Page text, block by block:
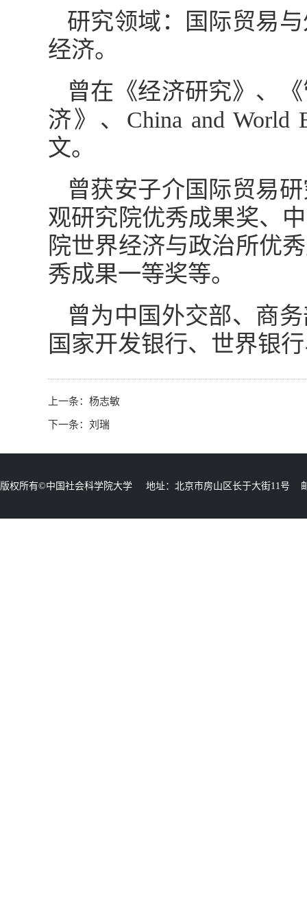
研究领域：国际贸易
经济。
曾在《经济研究》、
济》、China and World
文。
曾获安子介国际贸易
观研究院优秀成果奖、
院世界经济与政治所优
秀成果一等奖等。
曾为中国外交部、商
国家开发银行、世界银
上一条： 杨志敏
下一条： 刘瑞
版权所有©中国社会科学院大学 地址：北京市房山区长于大街11号